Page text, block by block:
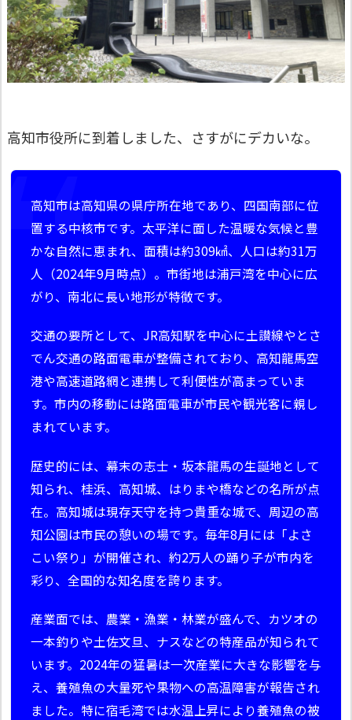
高知市役所に到着しました、さすがにデカいな。
高知市は高知県の県庁所在地であり、四国南部に位
置する中核市です。太平洋に面した温暖な気候と豊
かな自然に恵まれ、面積は約309㎢、人口は約31万
人（2024年9月時点）。市街地は浦戸湾を中心に広
がり、南北に長い地形が特徴です。
交通の要所として、JR高知駅を中心に土讃線やとさ
でん交通の路面電車が整備されており、高知龍馬空
港や高速道路網と連携して利便性が高まっていま
す。市内の移動には路面電車が市民や観光客に親し
まれています。
歴史的には、幕末の志士・坂本龍馬の生誕地として
知られ、桂浜、高知城、はりまや橋などの名所が点
在。高知城は現存天守を持つ貴重な城で、周辺の高
知公園は市民の憩いの場です。毎年8月には「よさ
こい祭り」が開催され、約2万人の踊り子が市内を
彩り、全国的な知名度を誇ります。
産業面では、農業・漁業・林業が盛んで、カツオの
一本釣りや土佐文旦、ナスなどの特産品が知られて
います。2024年の猛暑は一次産業に大きな影響を与
え、養殖魚の大量死や果物への高温障害が報告され
ました。特に宿毛湾では水温上昇により養殖魚の被